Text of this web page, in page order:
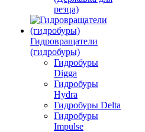
резца)
Гидровращатели
(гидробуры)
Гидробуры
Digga
Гидробуры
Hydra
Гидробуры Delta
Гидробуры
Impulse